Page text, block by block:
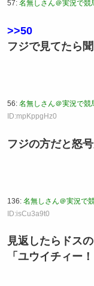
57: 名無しさん＠実況で競
>>50
フジで見てたら
56: 名無しさん＠実況で競
ID:mpKppgHz0
フジの方だと怒
136: 名無しさん＠実況で
ID:isCu3a9t0
見返したらドス
「ユウイチィー